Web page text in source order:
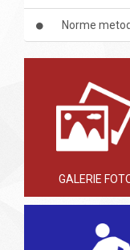
Norme
GALERIE